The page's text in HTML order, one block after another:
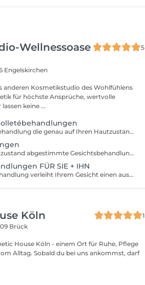
Wellnessoase
5
Engelskirchen
Kosmetikstudio des Wohlfühlens
für höchste Ansprüche, wertvolle
keine ...
Es erwartet Sie eine Behandlung die genau auf Ihren Hautzustand abgestimmt wird. Für Ihr ganz persönliches Verwöhnprogramm verwende ich Kräuter, Aromaöle, Edelsteine, Erden, Bienenwachs, Naturkosmetik, Biokosmetik oder naturnahe Kosmetik. Das High-Light ist die Massage. Diese wird individuell durchgeführt, wie z. B. Klassische, Edelsteinen, Pinsel-, Kräuterstempel-, Sandstempel-, Druckpunkt-, Monolux- oder Ultraschall-Massage. Spüren Sie wie die verwendeten Wirkstoffe, Packungen und Produkte Ihrer Haut einen strahlenden Ausdruck verleihen.
Speziell auf Ihren Hautzustand abgestimmte Gesichtsbehandlungen versorgen Ihre Haut optimal mit Feuchtigkeit, Wirkstoffen und Pflege für ein frisches und gepflegtes Aussehen. Für Ihr ganz persönliches Pflegeprogramm verwende ich Kräuter, Aromaöle, Edelsteine, Erden, Kräuterkompressen, Naturkosmetik, Biokosmetik oder naturnahe Kosmetik. Das High-Light ist die Massage. Diese wird individuell durchgeführt, wie z. B. Klassische, Edelseinen, Pinsel-, Kräuterstempel-, Sandstempel-, Druckpunkt-, Monolux- oder Ultraschall-Massage. Spüren Sie wie Ihnen die verwendeten Wirkstoffe, Packungen und Produkte ein gepflegtes Hautgefühl verleihen.
FÜR SIE + IHN
Eine Special-Augenbehandlung verleiht Ihrem Gesicht einen ausdrucksstarken strahlenden Blick.
Köln
1
Brück
House Köln - einem Ort für Ruhe, Pflege
Alltag. Sobald du bei uns ankommst, darf